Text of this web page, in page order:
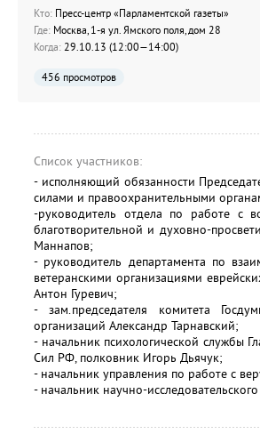
Кто: Пресс-центр «Парламентской газеты»
Где: Москва, 1-я ул. Ямского поля, дом 28
Когда: 29.10.13 (12:00—14:00)
456 просмотров
Список участников:
- исполняющий обязанности
силами и правоохранительными
-руководитель отдела по работе с
благотворительной и духовно-
Маннапов;
- руководитель департамента по
ветеранскими организациями
Антон Гуревич;
- зам.председателя комитета
организаций Александр Тарнавский;
- начальник психологической службы
Сил РФ, полковник Игорь Дьячук;
- начальник управления по работе с
- начальник научно-